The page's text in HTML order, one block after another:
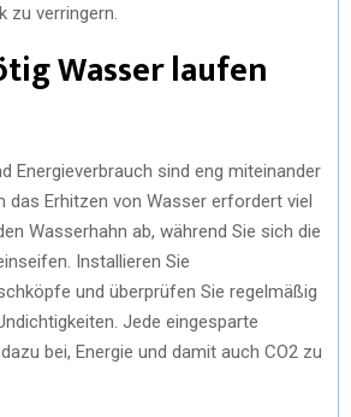
zu verringern.
Wasser laufen
Energieverbrauch sind eng miteinander
das Erhitzen von Wasser erfordert viel
Wasserhahn ab, während Sie sich die
Installieren Sie
und überprüfen Sie regelmäßig
Jede eingesparte
bei, Energie und damit auch CO2 zu